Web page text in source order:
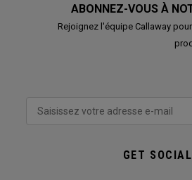
ABONNEZ-VOUS À
Rejoignez l'équipe Callaway
GET SOCIAL